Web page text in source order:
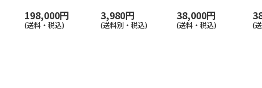
198,000円
(送料・税込)
3,980円
(送料別・税込)
38,000円
(送料・税込) (